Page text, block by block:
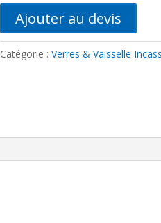
Ajouter au devis
Catégorie :Verres & Vaisselle